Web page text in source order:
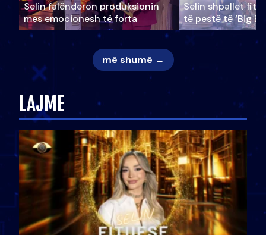
Selin falënderon produksionin
mes emocionesh të forta
Selin shpallet
të pestë të ‘Big
më shumë →
LAJME